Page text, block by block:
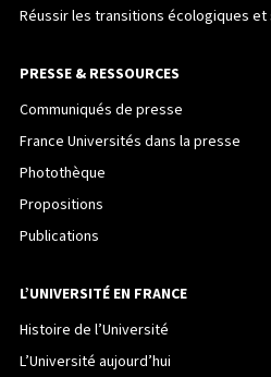
Réussir les transitions écologiques
PRESSE & RESSOURCES
Communiqués de presse
France Universités dans la presse
Photothèque
Propositions
Publications
L’UNIVERSITÉ EN FRANCE
Histoire de l’Université
L’Université aujourd’hui